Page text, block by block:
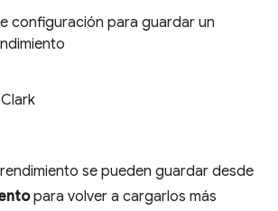
configuración para guardar un
se pueden guardar desde
para volver a cargarlos más